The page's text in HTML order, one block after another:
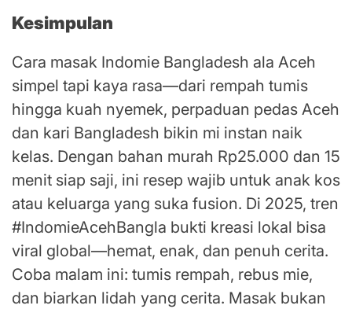
Kesimpulan
Cara masak Indomie Bangladesh ala Aceh
simpel tapi kaya rasa—dari rempah tumis
hingga kuah nyemek, perpaduan pedas Aceh
dan kari Bangladesh bikin mi instan naik
kelas. Dengan bahan murah Rp25.000 dan 15
menit siap saji, ini resep wajib untuk anak kos
atau keluarga yang suka fusion. Di 2025, tren
#IndomieAcehBangla bukti kreasi lokal bisa
viral global—hemat, enak, dan penuh cerita.
Coba malam ini: tumis rempah, rebus mie,
dan biarkan lidah yang cerita. Masak bukan